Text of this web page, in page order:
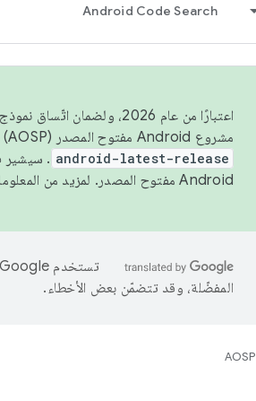
Android Code Search
اعتبارًا من عام 2026،
مشروع Android مفتوح المصدر (AOSP) في الربعَين الثاني والرابع. لبناء مشروع Android مفتوح المصدر والمساهمة فيه، استخدِم
android-latest-release . سيشير
Android مفتوح المصدر. لمزيد من المعلومات، يُرجى الاطّلاع على
المفضّلة، وقد تتضمّن بعض الأخطاء.
AOSP